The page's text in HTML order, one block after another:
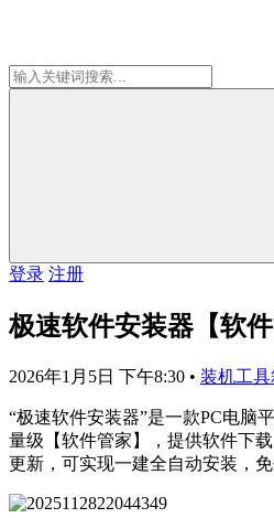
登录 注册
极速软件安装器【软件
2026年1月5日 下午8:30 • 装机工具
“极速软件安装器”是一款PC电脑
量级【软件管家】，提供软件下
更新，可实现一建全自动安装，